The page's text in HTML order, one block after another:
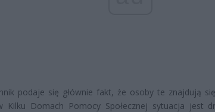
podaje się głównie fakt, że osoby te znajdują
Kilku Domach Pomocy Społecznej sytuacja jest